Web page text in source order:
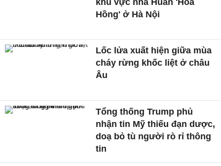
Hồng' ở Hà Nội
Lốc lửa xuất hiện giữa mùa
cháy rừng khốc liệt ở châu
Âu
Tổng thống Trump phủ
nhận tin Mỹ thiếu đạn dược,
doạ bỏ tù người rò rỉ thông
tin